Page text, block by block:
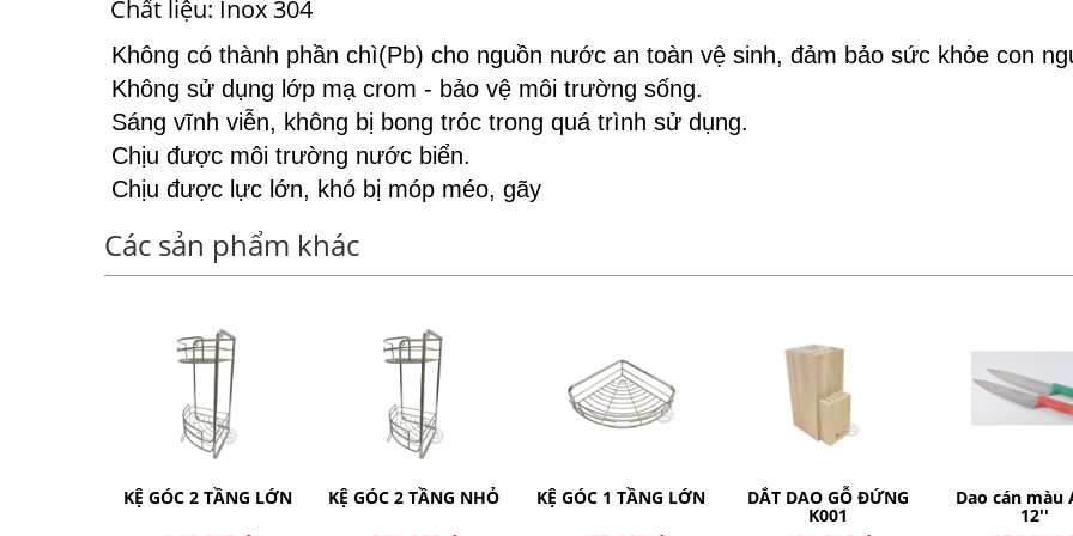
Chất liệu: Inox 304
Không có thành phần chì(Pb) cho nguồn nước an toàn vệ sinh, đảm bảo sức khỏe con
Không sử dụng lớp mạ crom - bảo vệ môi trường sống.
Sáng vĩnh viễn, không bị bong tróc trong quá trình sử dụng.
Chịu được môi trường nước biển.
Chịu được lực lớn, khó bị móp méo, gãy
Các sản phẩm khác
KỆ GÓC 2 TẦNG LỚN KỆ GÓC 2 TẦNG NHỎ KỆ GÓC 1 TẦNG LỚN DẮT DAO GỖ ĐỨNG
K001
Dao cán màu
12''